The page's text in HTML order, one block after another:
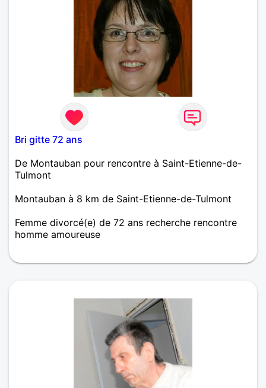
Bri gitte 72 ans
De Montauban pour rencontre à Saint-Etienne-de-
Tulmont
Montauban à 8 km de Saint-Etienne-de-Tulmont
Femme divorcé(e) de 72 ans recherche rencontre
homme amoureuse
voudrait vivre et partager ses rêves plutôt que de